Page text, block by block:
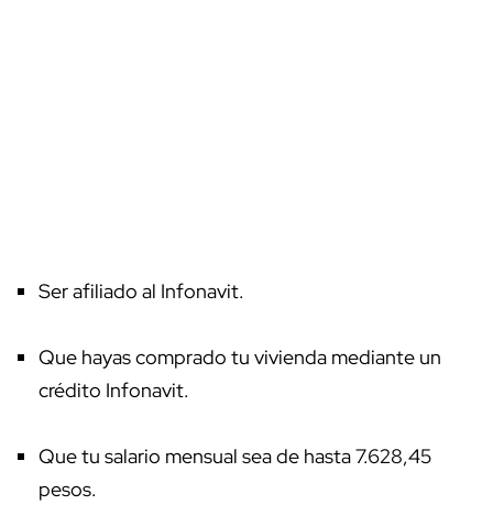
Ser afiliado al Infonavit.
Que hayas comprado tu vivienda mediante un
crédito Infonavit.
Que tu salario mensual sea de hasta 7.628,45
pesos.